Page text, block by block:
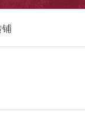
铺